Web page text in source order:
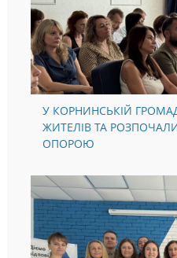
У КОРНИНСЬКІЙ
ЖИТЕЛІВ ТА
ОПОРОЮ